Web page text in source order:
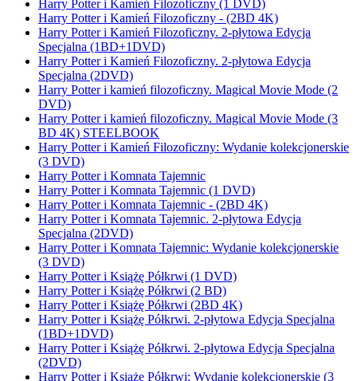
Harry Potter i Kamień Filozoficzny (1 DVD)
Harry Potter i Kamień Filozoficzny - (2BD 4K)
Harry Potter i Kamień Filozoficzny. 2-płytowa Edycja
Specjalna (1BD+1DVD)
Harry Potter i Kamień Filozoficzny. 2-płytowa Edycja
Specjalna (2DVD)
Harry Potter i kamień filozoficzny. Magical Movie Mode (2
DVD)
Harry Potter i kamień filozoficzny. Magical Movie Mode (3
BD 4K) STEELBOOK
Harry Potter i Kamień Filozoficzny: Wydanie kolekcjonerskie
(3 DVD)
Harry Potter i Komnata Tajemnic
Harry Potter i Komnata Tajemnic (1 DVD)
Harry Potter i Komnata Tajemnic - (2BD 4K)
Harry Potter i Komnata Tajemnic. 2-płytowa Edycja
Specjalna (2DVD)
Harry Potter i Komnata Tajemnic: Wydanie kolekcjonerskie
(3 DVD)
Harry Potter i Książę Półkrwi (1 DVD)
Harry Potter i Książę Półkrwi (2 BD)
Harry Potter i Książę Półkrwi (2BD 4K)
Harry Potter i Książę Półkrwi. 2-płytowa Edycja Specjalna
(1BD+1DVD)
Harry Potter i Książę Półkrwi. 2-płytowa Edycja Specjalna
(2DVD)
Harry Potter i Książę Półkrwi: Wydanie kolekcjonerskie (3